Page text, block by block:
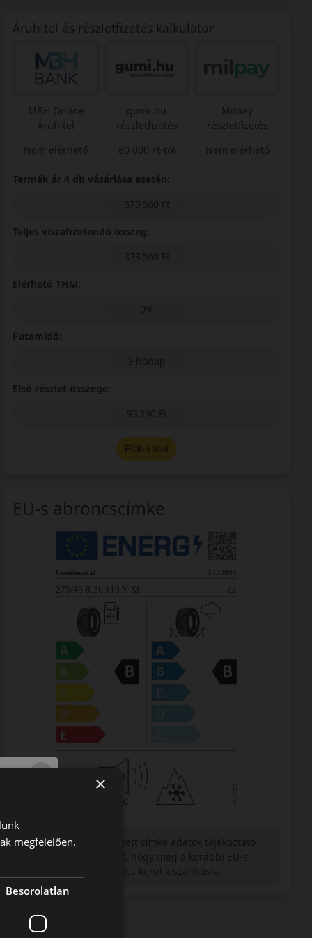
Áruhitel és részletfizetés kalkulátor
MBH Online
Áruhitel
Nem elérhető
gumi.hu
részletfizetés
80 000 Ft-tól
Milpay
részletfizetés
Nem elérhető
Termék ár 4 db vásárlása esetén:
373 560 Ft
Teljes viszafizetendő összeg:
373 560 Ft
Elérhető THM:
0%
Futamidő:
3 hónap
Első részlet összege:
93 390 Ft
Előbírálat
EU-s abroncscímke
Figyelem a feltüntetett címke adatok tájékoztató
×
megfelelően.
Besorolatlan